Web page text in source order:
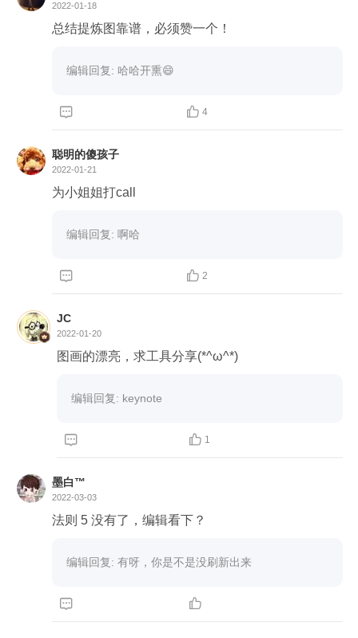
2022-01-18
总结提炼图靠谱，必须赞一个！
编辑回复: 哈哈开熏😄
  4
聪明的傻孩子
2022-01-21
为小姐姐打call
编辑回复: 啊哈
  2
JC
2022-01-20
图画的漂亮，求工具分享(*^ω^*)
编辑回复: keynote
  1
墨白™
2022-03-03
编辑回复: 有呀，你是不是没刷新出来
 